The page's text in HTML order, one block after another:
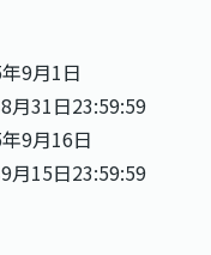
9月1日
月31日23:59:59
9月16日
月15日23:59:59